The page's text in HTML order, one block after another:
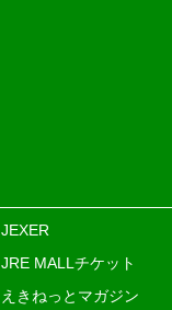
JEXER
JRE MALLチケット
えきねっとマガジン